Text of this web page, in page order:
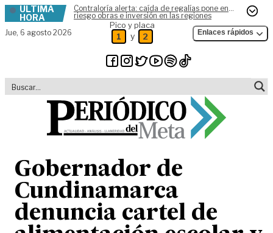
Skip to content
ÚLTIMA
HORA
Contraloría alerta: caída de regalías pone en
riesgo obras e inversión en las regiones
Jue, 6 agosto 2026
Pico y placa
1 y 2 Enlaces rápidos
Gobernador de
Cundinamarca
denuncia cartel de